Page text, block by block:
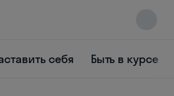
себя Быть в курсе